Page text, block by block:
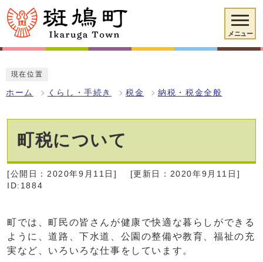
メニュー
現在位置
ホーム くらし・手続き 税金 納税・税金全般
町税について
[公開日：2020年9月11日]
[更新日：2020年9月11日]
ID:1884
町では、町民の皆さんが健康で快適な暮らしができる
ように、道路、下水道、公園の整備や教育、福祉の充
実など、いろいろな仕事をしています。